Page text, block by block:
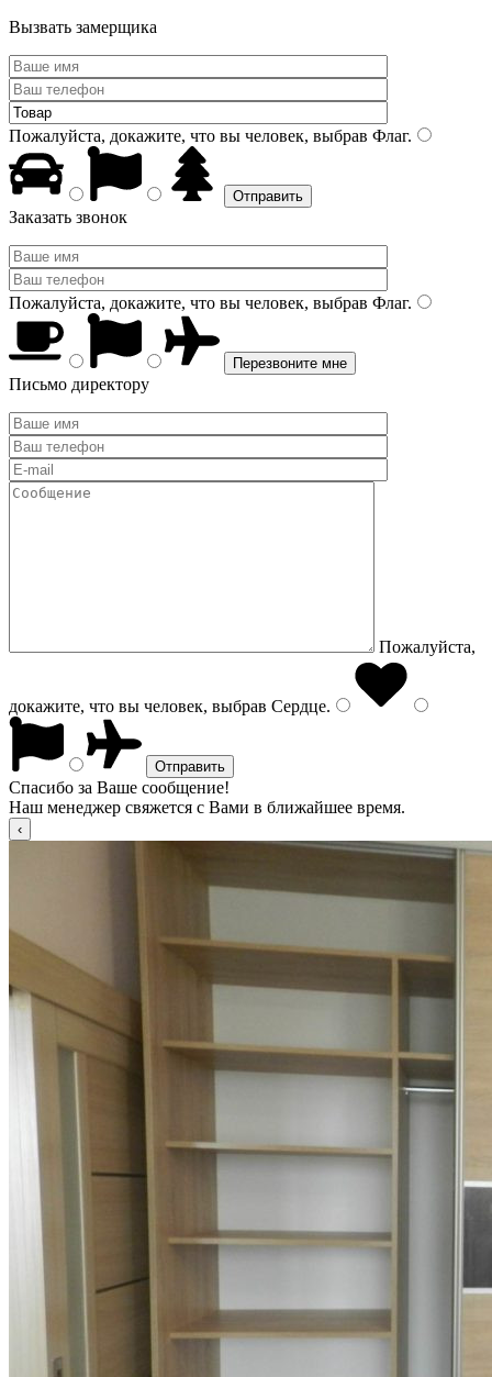
Вызвать замерщика
Пожалуйста, докажите, что вы человек, выбрав Флаг.
Заказать звонок
Пожалуйста, докажите, что вы человек, выбрав Флаг.
Письмо директору
Пожалуйста,
докажите, что вы человек, выбрав Сердце.
Спасибо за Ваше сообщение!
Наш менеджер свяжется с Вами в ближайшее время.